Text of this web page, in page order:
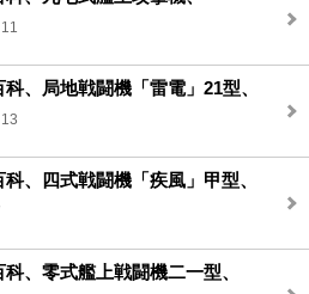
11
、局地戦闘機「雷電」21型、
13
、四式戦闘機「疾風」甲型、
、零式艦上戦闘機二一型、